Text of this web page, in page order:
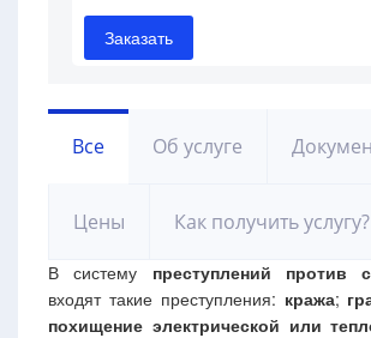
Все Об услуге
Цены Как получить услугу?
В систему преступлений против
входят такие преступления: кража;
похищение электрической или